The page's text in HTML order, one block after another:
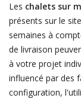
Les chalets sur
présents sur le
semaines à
de livraison
à votre projet
influencé par des
configuration,